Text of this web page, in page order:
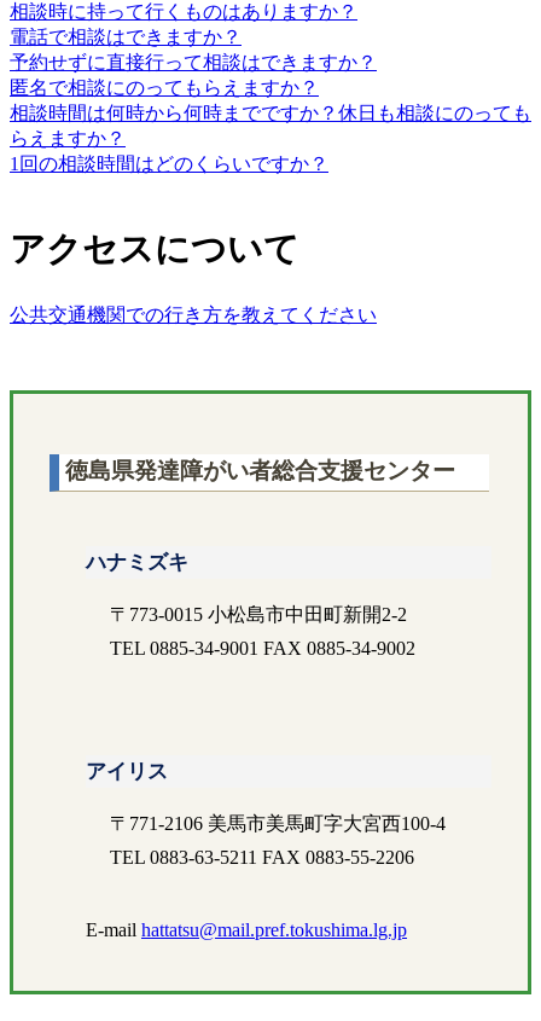
相談時に持って行くものはありますか？
電話で相談はできますか？
予約せずに直接行って相談はできますか？
匿名で相談にのってもらえますか？
相談時間は何時から何時までですか？休日も相談にのっても
らえますか？
1回の相談時間はどのくらいですか？
アクセスについて
公共交通機関での行き方を教えてください
徳島県発達障がい者総合支援センター
ハナミズキ
〒773-0015 小松島市中田町新開2-2
TEL 0885-34-9001 FAX 0885-34-9002
アイリス
〒771-2106 美馬市美馬町字大宮西100-4
TEL 0883-63-5211 FAX 0883-55-2206
E-mail hattatsu@mail.pref.tokushima.lg.jp